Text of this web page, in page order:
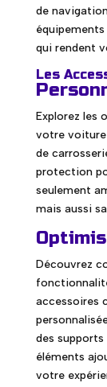
de
qui rendent
Les
Explorez les
votre voiture
de
protection
seulement
mais aussi
Découvrez
accessoires
des
éléments
votre